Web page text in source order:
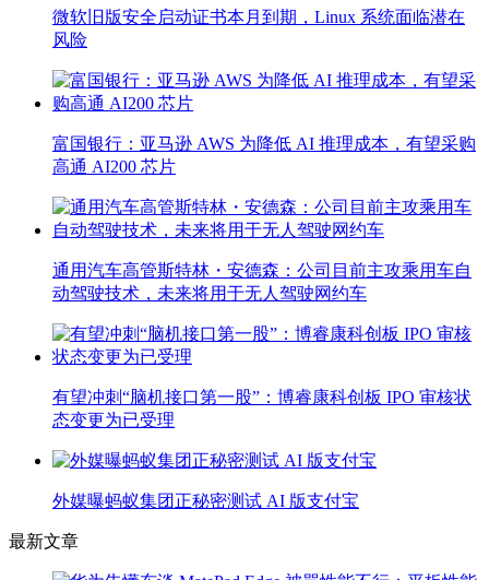
微软旧版安全启动证书本月到期，Linux 系统面临潜在
风险
富国银行：亚马逊 AWS 为降低 AI 推理成本，有望采购
高通 AI200 芯片
通用汽车高管斯特林・安德森：公司目前主攻乘用车自
动驾驶技术，未来将用于无人驾驶网约车
有望冲刺“脑机接口第一股”：博睿康科创板 IPO 审核状
态变更为已受理
外媒曝蚂蚁集团正秘密测试 AI 版支付宝
最新文章